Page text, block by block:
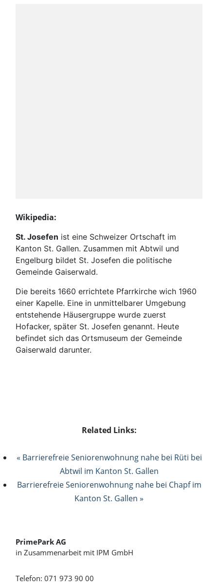
Wikipedia:
St. Josefen ist eine Schweizer Ortschaft im
Kanton St. Gallen. Zusammen mit Abtwil und
Engelburg bildet St. Josefen die politische
Gemeinde Gaiserwald.
Die bereits 1660 errichtete Pfarrkirche wich 1960
einer Kapelle. Eine in unmittelbarer Umgebung
entstehende Häusergruppe wurde zuerst
Hofacker, später St. Josefen genannt. Heute
befindet sich das Ortsmuseum der Gemeinde
Gaiserwald darunter.
Related Links:
« Barrierefreie Seniorenwohnung nahe bei Rüti bei
Abtwil im Kanton St. Gallen
Barrierefreie Seniorenwohnung nahe bei Chapf im
Kanton St. Gallen »
PrimePark AG
in Zusammenarbeit mit IPM GmbH
Telefon: 071 973 90 00